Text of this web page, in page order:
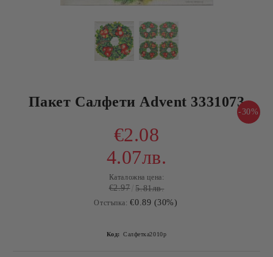
Пакет Салфети Advent 3331073
-30%
€2.08
4.07лв.
Каталожна цена:
€2.97 5.81лв.
Отстъпка: €0.89 (30%)
Код: Салфетка2010p